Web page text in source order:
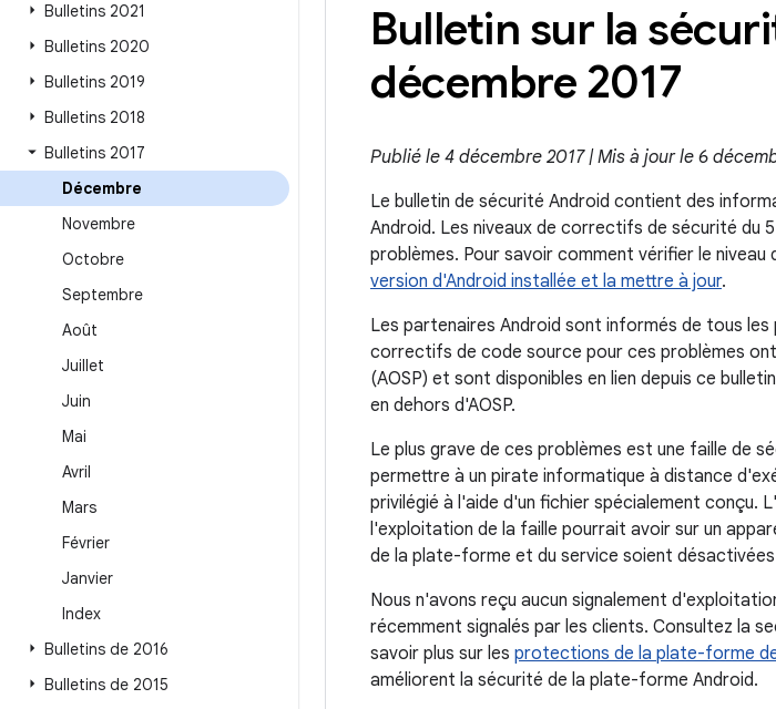
Bulletins 2021
Bulletins 2020
Bulletins 2019
Bulletins 2018
Bulletins 2017
Décembre
Novembre
Octobre
Septembre
Août
Juillet
Juin
Mai
Avril
Mars
Février
Janvier
Index
Bulletins de 2016
Bulletins de 2015
Bulletin sur la
décembre 2017
Publié le 4 décembre 2017 | Mis à jour le 6
Le bulletin de sécurité Android contient des
Android. Les niveaux de correctifs de sécurité du
problèmes. Pour savoir comment vérifier le
version d'Android installée et la mettre à jour.
Les partenaires Android sont informés de tous
correctifs de code source pour ces problèmes
(AOSP) et sont disponibles en lien depuis ce
en dehors d'AOSP.
Le plus grave de ces problèmes est une faille de
permettre à un pirate informatique à distance
privilégié à l'aide d'un fichier spécialement conçu. L'
l'exploitation de la faille pourrait avoir sur un
de la plate-forme et du service soient
Nous n'avons reçu aucun signalement
récemment signalés par les clients. Consultez la
savoir plus sur les protections de la plate-forme
améliorent la sécurité de la plate-forme Android.